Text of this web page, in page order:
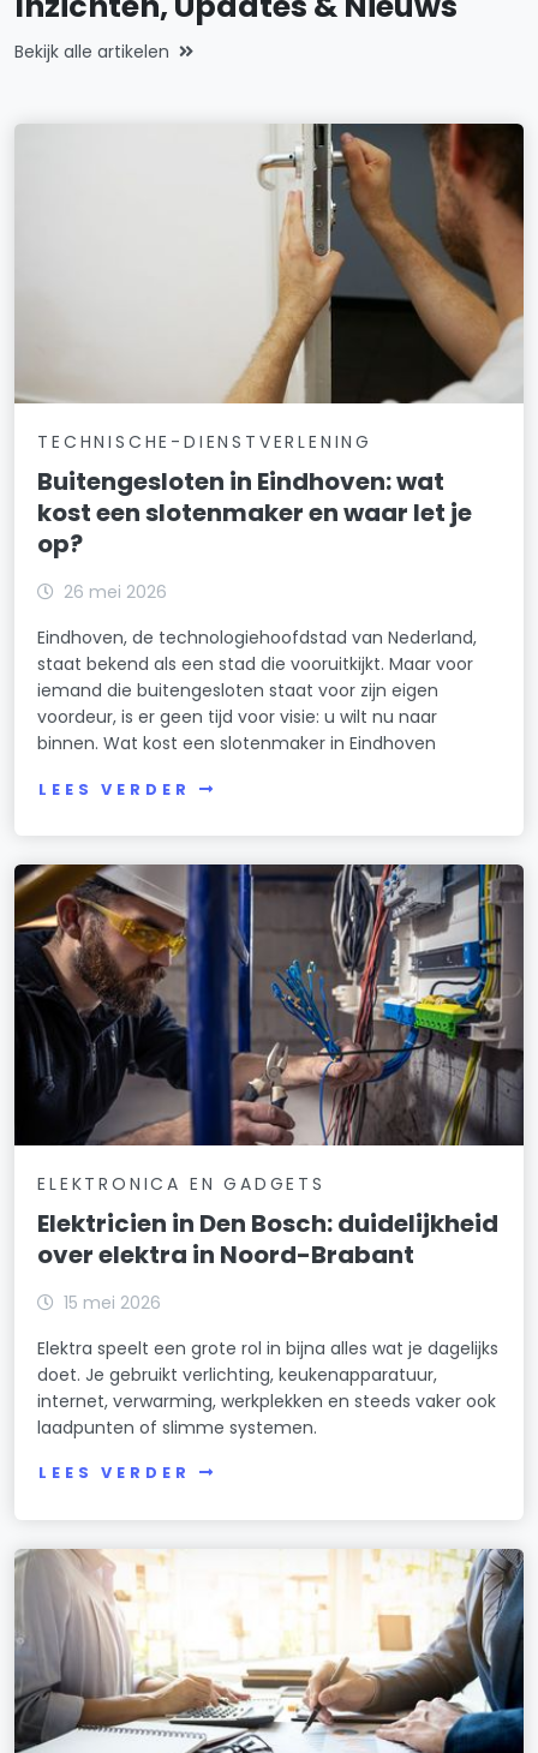
Bekijk alle artikelen
TECHNISCHE-DIENSTVERLENING
Buitengesloten in Eindhoven: wat
kost een slotenmaker en waar let je
op?
26 mei 2026
Eindhoven, de technologiehoofdstad van Nederland,
staat bekend als een stad die vooruitkijkt. Maar voor
iemand die buitengesloten staat voor zijn eigen
voordeur, is er geen tijd voor visie: u wilt nu naar
binnen. Wat kost een slotenmaker in Eindhoven
LEES VERDER
ELEKTRONICA EN GADGETS
Elektricien in Den Bosch: duidelijkheid
over elektra in Noord-Brabant
15 mei 2026
Elektra speelt een grote rol in bijna alles wat je dagelijks
doet. Je gebruikt verlichting, keukenapparatuur,
internet, verwarming, werkplekken en steeds vaker ook
laadpunten of slimme systemen.
LEES VERDER